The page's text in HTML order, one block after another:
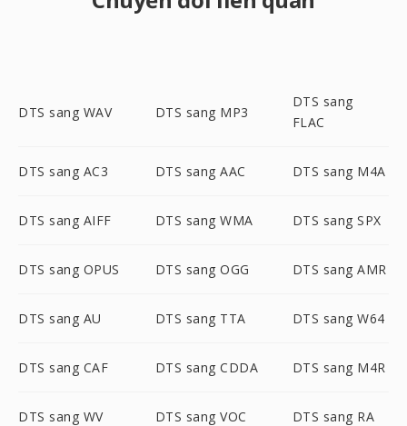
DTS sang WAV DTS sang MP3
DTS sang
FLAC
DTS sang AC3 DTS sang AAC DTS sang M4A
DTS sang AIFF DTS sang WMA DTS sang SPX
DTS sang OPUS DTS sang OGG DTS sang AMR
DTS sang AU DTS sang TTA DTS sang W64
DTS sang CAF DTS sang CDDA DTS sang M4R
DTS sang WV DTS sang VOC DTS sang RA